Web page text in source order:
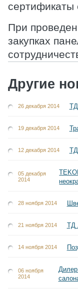
сертификаты
При
закупках
Другие
26 декабря 2014
19 декабря 2014
12 декабря 2014
05 декабря
2014
28 ноября 2014
21 ноября 2014 ТД
14 ноября 2014
06 ноября
2014